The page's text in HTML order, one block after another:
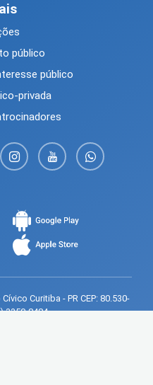
público
público
privada
Curitiba - PR CEP: 80.530-
3350-8484